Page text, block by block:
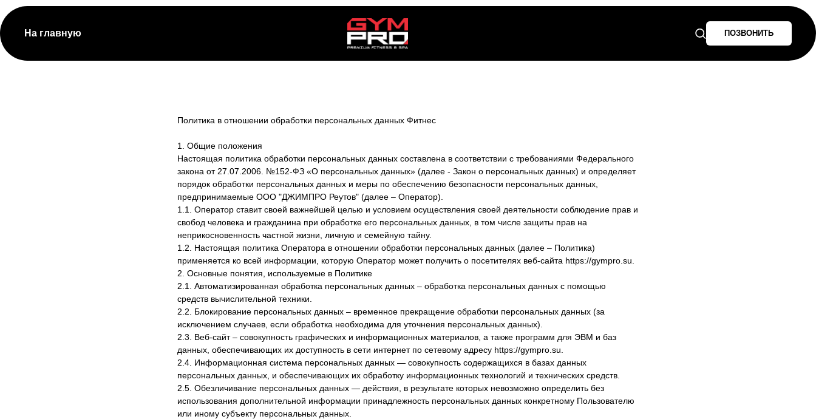
На главную ПОЗВОНИТЬ
Политика в отношении обработки персональных данных Фитнес
1. Общие положения
Настоящая политика обработки персональных данных составлена в соответствии с требованиями Федерального
закона от 27.07.2006. №152-ФЗ «О персональных данных» (далее - Закон о персональных данных) и определяет
порядок обработки персональных данных и меры по обеспечению безопасности персональных данных,
предпринимаемые ООО "ДЖИМПРО Реутов" (далее – Оператор).
1.1. Оператор ставит своей важнейшей целью и условием осуществления своей деятельности соблюдение прав и
свобод человека и гражданина при обработке его персональных данных, в том числе защиты прав на
неприкосновенность частной жизни, личную и семейную тайну.
1.2. Настоящая политика Оператора в отношении обработки персональных данных (далее – Политика)
применяется ко всей информации, которую Оператор может получить о посетителях веб-сайта https://gympro.su.
2. Основные понятия, используемые в Политике
2.1. Автоматизированная обработка персональных данных – обработка персональных данных с помощью
средств вычислительной техники.
2.2. Блокирование персональных данных – временное прекращение обработки персональных данных (за
исключением случаев, если обработка необходима для уточнения персональных данных).
2.3. Веб-сайт – совокупность графических и информационных материалов, а также программ для ЭВМ и баз
данных, обеспечивающих их доступность в сети интернет по сетевому адресу https://gympro.su.
2.4. Информационная система персональных данных — совокупность содержащихся в базах данных
персональных данных, и обеспечивающих их обработку информационных технологий и технических средств.
2.5. Обезличивание персональных данных — действия, в результате которых невозможно определить без
использования дополнительной информации принадлежность персональных данных конкретному Пользователю
или иному субъекту персональных данных.